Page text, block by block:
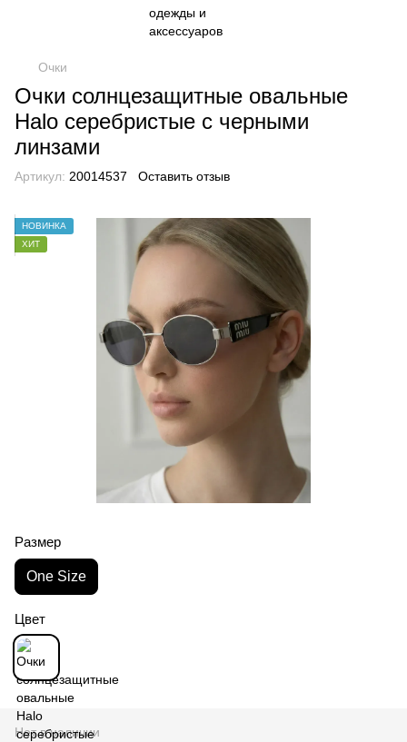
Очки
Очки солнцезащитные овальные
Halo серебристые с черными
линзами
Артикул: 20014537 Оставить отзыв
НОВИНКА
ХИТ
Размер
One Size
Цвет
Нет в наличии